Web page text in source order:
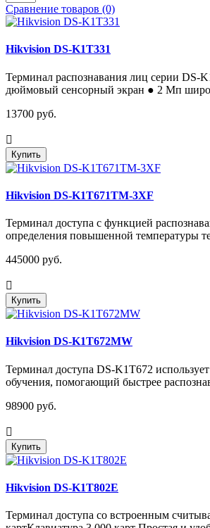
Сравнение товаров (0)
Hikvision DS-K1T331
Терминал распознавания лиц серии DS-
дюймовый сенсорный экран ● 2 Мп
13700 руб.
Купить
Hikvision DS-K1T671TM-3XF
Терминал доступа с функцией
определения повышенной температуры
445000 руб.
Купить
Hikvision DS-K1T672MW
Терминал доступа DS-K1T672
обучения, помогающий быстрее
98900 руб.
Купить
Hikvision DS-K1T802E
Терминал доступа со встроенным